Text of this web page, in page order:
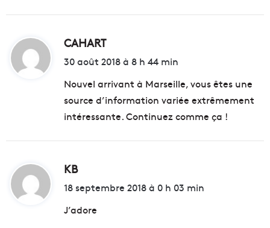
CAHARTd
i
30 août 2018 à 8 h 44 min
Nouvel arrivant à Marseille, vous êtes une
source d’information variée extrêmement
intéressante. Continuez comme ça !
KBd
i
18 septembre 2018 à 0 h 03 min
J’adore